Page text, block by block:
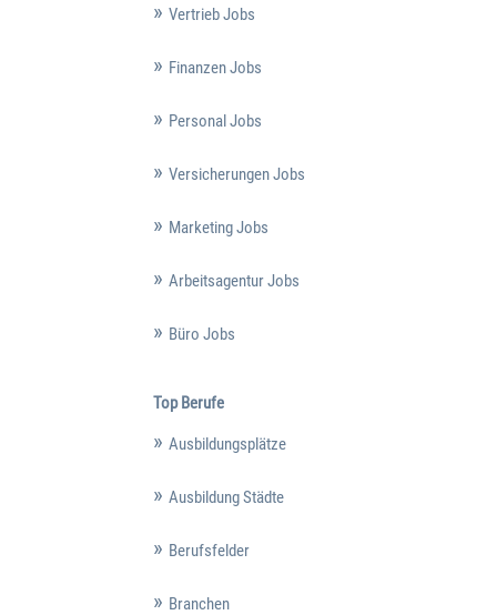
Vertrieb Jobs
Finanzen Jobs
Personal Jobs
Versicherungen Jobs
Marketing Jobs
Arbeitsagentur Jobs
Büro Jobs
Top Berufe
Ausbildungsplätze
Ausbildung Städte
Berufsfelder
Branchen